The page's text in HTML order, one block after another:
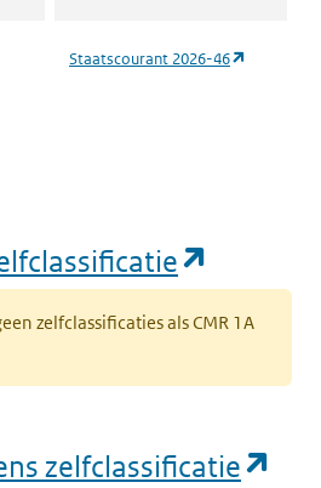
Staatscourant 2026-46
zelfclassificaties als CMR 1A
zelfclassificatie